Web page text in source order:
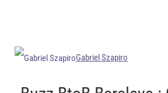
Gabriel Szapiro